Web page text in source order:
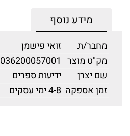
מידע נוסף
מחבר/ת
זואי פישמן
מק"ט מוצר 036200057001
שם יצרן
ידיעות ספרים
זמן אספקה 4-8 ימי עסקים